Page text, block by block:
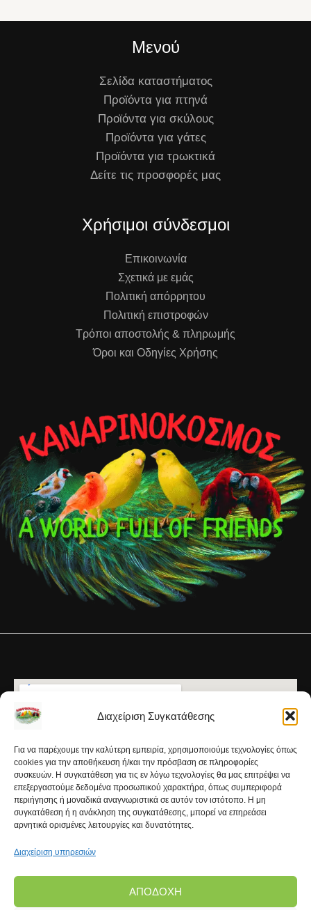
Διαχείριση Συγκατάθεσης
Για να παρέχουμε την καλύτερη εμπειρία, χρησιμοποιούμε τεχνολογίες όπως
cookies για την αποθήκευση ή/και την πρόσβαση σε πληροφορίες
συσκευών. Η συγκατάθεση για τις εν λόγω τεχνολογίες θα μας επιτρέψει να
επεξεργαστούμε δεδομένα προσωπικού χαρακτήρα, όπως συμπεριφορά
περιήγησης ή μοναδικά αναγνωριστικά σε αυτόν τον ιστότοπο. Η μη
συγκατάθεση ή η ανάκληση της συγκατάθεσης, μπορεί να επηρεάσει
αρνητικά ορισμένες λειτουργίες και δυνατότητες.
Διαχείριση υπηρεσιών
ΑΠΟΔΟΧΉ
Μενού
Σελίδα καταστήματος
Προϊόντα για πτηνά
Προϊόντα για σκύλους
Προϊόντα για γάτες
Προϊόντα για τρωκτικά
Δείτε τις προσφορές μας
Χρήσιμοι σύνδεσμοι
Επικοινωνία
Σχετικά με εμάς
Πολιτική απόρρητου
Πολιτική επιστροφών
Τρόποι αποστολής & πληρωμής
Όροι και Οδηγίες Χρήσης